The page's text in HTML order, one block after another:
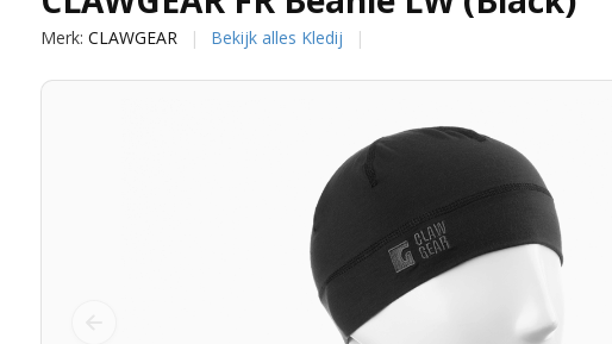
Merk: CLAWGEAR Bekijk alles Kledij